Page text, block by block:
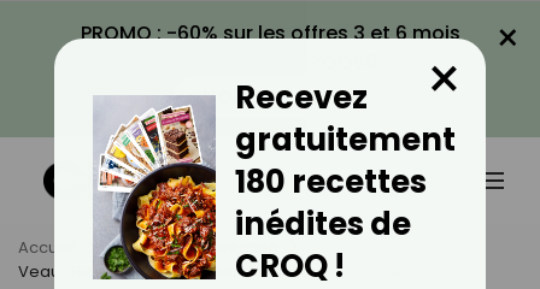
PROMO : -60% sur les offres 3 et 6 mois
VOIR LA PROMO
×
Accueil Actus
Alimentation
Veau : Bienfaits, Valeurs Nutritionnelles Et Recettes
Recevez
gratuitement
180 recettes
inédites de
CROQ !
×